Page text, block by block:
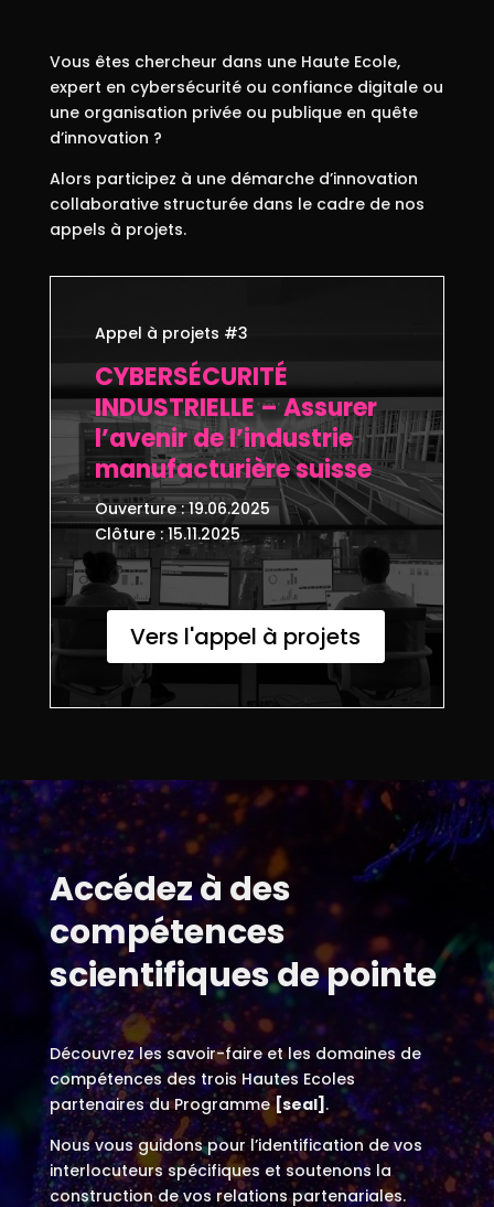
Vous êtes chercheur dans une Haute Ecole,
expert en cybersécurité ou confiance digitale ou
une organisation privée ou publique en quête
d’innovation ?
Alors participez à une démarche d’innovation
collaborative structurée dans le cadre de nos
appels à projets.
Appel à projets #3
CYBERSÉCURITÉ
INDUSTRIELLE – Assurer
l’avenir de l’industrie
manufacturière suisse
Ouverture : 19.06.2025
Clôture : 15.11.2025
Vers l'appel à projets
Accédez à des
compétences
scientifiques de pointe
Découvrez les savoir-faire et les domaines de
compétences des trois Hautes Ecoles
partenaires du Programme[seal] .
Nous vous guidons pour l’identification de vos
interlocuteurs spécifiques et soutenons la
construction de vos relations partenariales.